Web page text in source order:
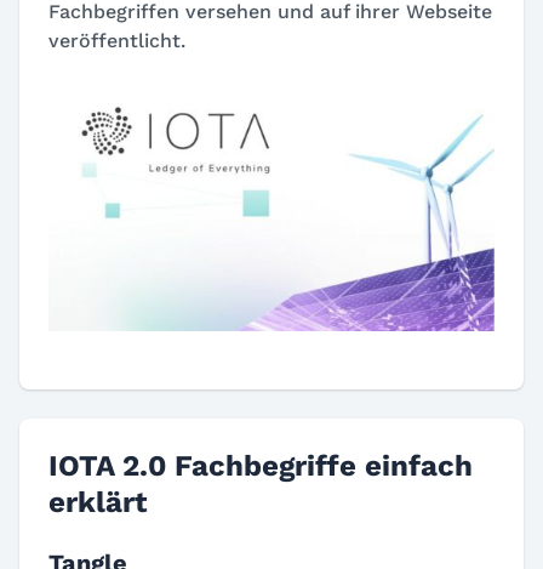
Fachbegriffen versehen und auf ihrer Webseite
veröffentlicht.
IOTA 2.0 Fachbegriffe einfach
erklärt